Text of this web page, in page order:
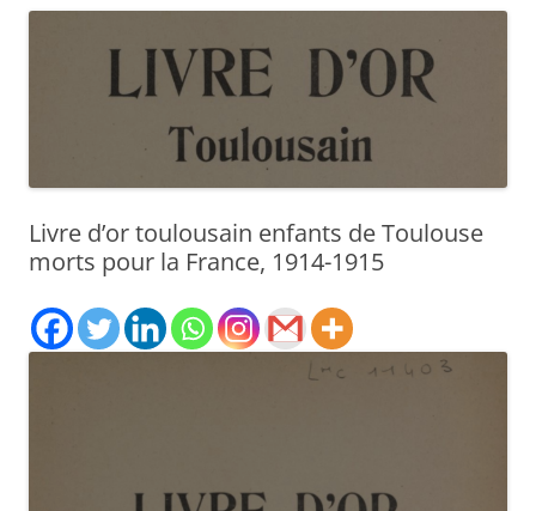
Livre d’or toulousain enfants de Toulouse
morts pour la France, 1914-1915